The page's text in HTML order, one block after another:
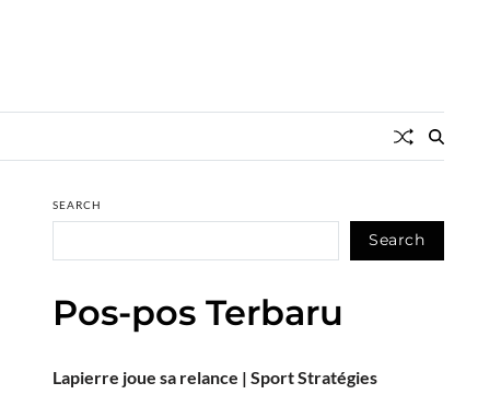
SEARCH
Search
Pos-pos Terbaru
Lapierre joue sa relance | Sport Stratégies